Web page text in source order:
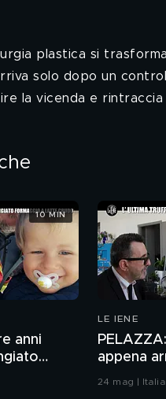
plastica si
solo dopo un
la vicenda e
anni
crudo
10 MIN
LE IENE
appena
24 mag | Italia